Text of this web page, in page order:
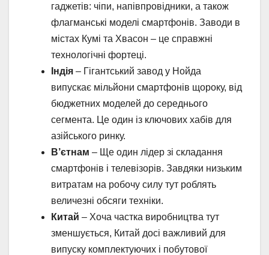
гаджетів: чіпи, напівпровідники, а також
флагманські моделі смартфонів. Заводи в
містах Кумі та Хвасон – це справжні
технологічні фортеці.
Індія – Гігантський завод у Нойда
випускає мільйони смартфонів щороку, від
бюджетних моделей до середнього
сегмента. Це один із ключових хабів для
азійського ринку.
В’єтнам – Ще один лідер зі складання
смартфонів і телевізорів. Завдяки низьким
витратам на робочу силу тут роблять
величезні обсяги техніки.
Китай – Хоча частка виробництва тут
зменшується, Китай досі важливий для
випуску комплектуючих і побутової